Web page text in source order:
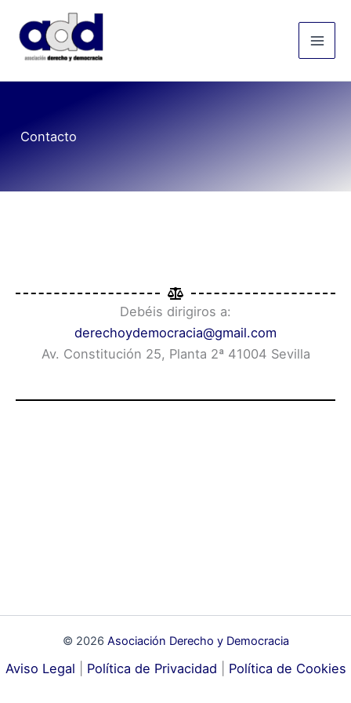
contenido
Contacto
Debéis dirigiros a:
derechoydemocracia@gmail.com
Av. Constitución 25, Planta 2ª 41004 Sevilla
© 2026 Asociación Derecho y Democracia
Aviso Legal Política de Privacidad Política de Cookies